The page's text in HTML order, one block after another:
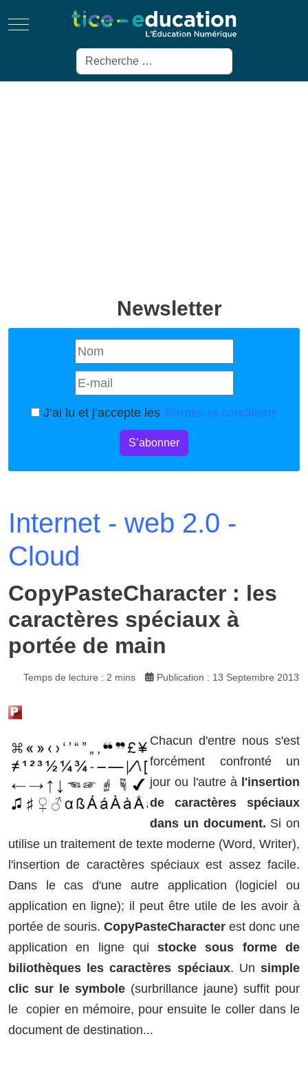
Mobile Menu Toggle
Rechercher
Newsletter
J’ai lu et j’accepte les Termes et conditions
S’abonner
Internet - web 2.0 -
Cloud
CopyPasteCharacter : les
caractères spéciaux à
portée de main
Temps de lecture : 2 mins Publication : 13 Septembre 2013
Chacun d'entre nous s'est
forcément confronté un
jour ou l'autre à l'insertion
de caractères spéciaux
dans un document. Si on
utilise un traitement de texte moderne (Word, Writer),
l'insertion de caractères spéciaux est assez facile.
Dans le cas d'une autre application (logiciel ou
application en ligne); il peut être utile de les avoir à
portée de souris. CopyPasteCharacter est donc une
application en ligne quistocke sous forme de
biliothèques les caractères spéciaux. Unsimple
clic sur le symbole (surbrillance jaune) suffit pour
le copier en mémoire, pour ensuite le coller dans le
document de destination...